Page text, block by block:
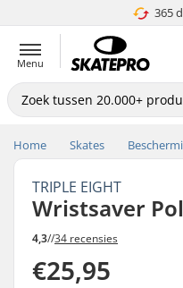
365
Menu
Home Skates
TRIPLE EIGHT
Wristsaver
4,3//34 recensies
€25,95